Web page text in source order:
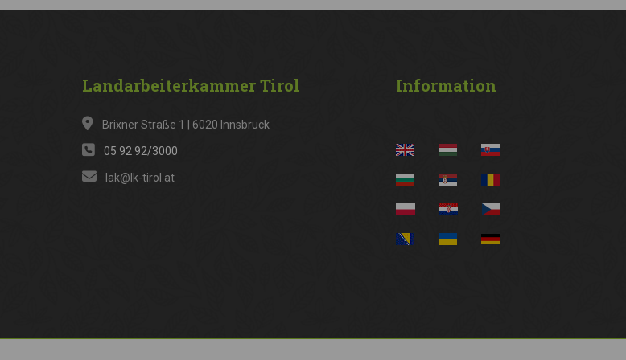
LandarbeiterkammerTirol
Brixner Straße 1 | 6020 Innsbruck
05 92 92/3000
lak@lk-tirol.at
Information